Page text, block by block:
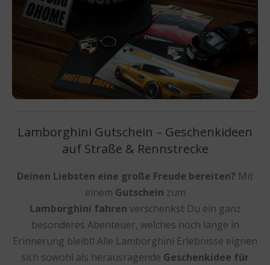
Lamborghini Gutschein – Geschenkideen
auf Straße & Rennstrecke
Deinen Liebsten eine große Freude bereiten? Mit
einem Gutschein zum
Lamborghini fahren verschenkst Du ein ganz
besonderes Abenteuer, welches noch lange in
Erinnerung bleibt! Alle Lamborghini Erlebnisse eignen
sich sowohl als herausragende Geschenkidee für